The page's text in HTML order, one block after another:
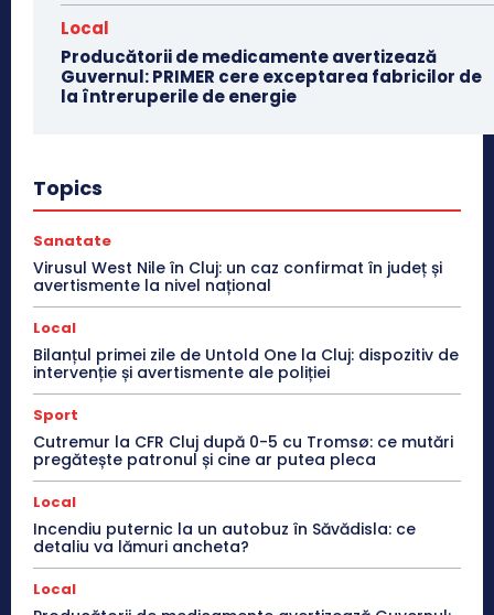
Local
Producătorii de medicamente avertizează
Guvernul: PRIMER cere exceptarea fabricilor de
la întreruperile de energie
Topics
Sanatate
Virusul West Nile în Cluj: un caz confirmat în județ și
avertismente la nivel național
Local
Bilanțul primei zile de Untold One la Cluj: dispozitiv de
intervenție și avertismente ale poliției
Sport
Cutremur la CFR Cluj după 0-5 cu Tromsø: ce mutări
pregătește patronul și cine ar putea pleca
Local
Incendiu puternic la un autobuz în Săvădisla: ce
detaliu va lămuri ancheta?
Local